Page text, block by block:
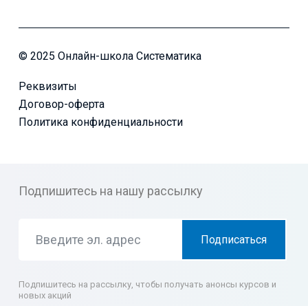
© 2025 Онлайн-школа Систематика
Реквизиты
Договор-оферта
Политика конфиденциальности
Подпишитесь на нашу рассылку
Подписаться
Подпишитесь на рассылку, чтобы получать анонсы курсов и
новых акций